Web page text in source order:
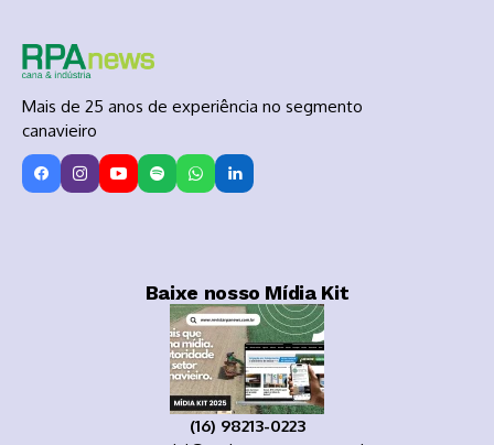
Mais de 25 anos de experiência no segmento
canavieiro
Baixe nosso Mídia Kit
(16) 98213-0223